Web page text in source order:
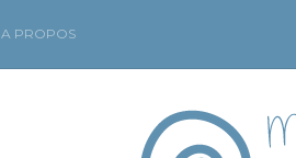
A PROPOS